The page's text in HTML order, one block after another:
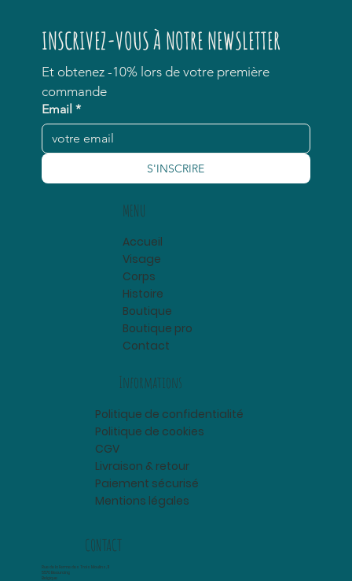
MENU
Accueil
Visage
Corps
Histoire
Boutique
Boutique pro
Contact
Informations
Politique de confidentialité
Politique de cookies
CGV
Livraison & retour
Paiement sécurisé
Mentions légales
CONTACT
Rue de la Ferme des Trois Moulins, 11
5570 Beauraing
Belgique
INSCRIVEZ-VOUS À NOTRE NEWSLETTER
Et obtenez -10% lors de votre première
commande
Email *
S'INSCRIRE